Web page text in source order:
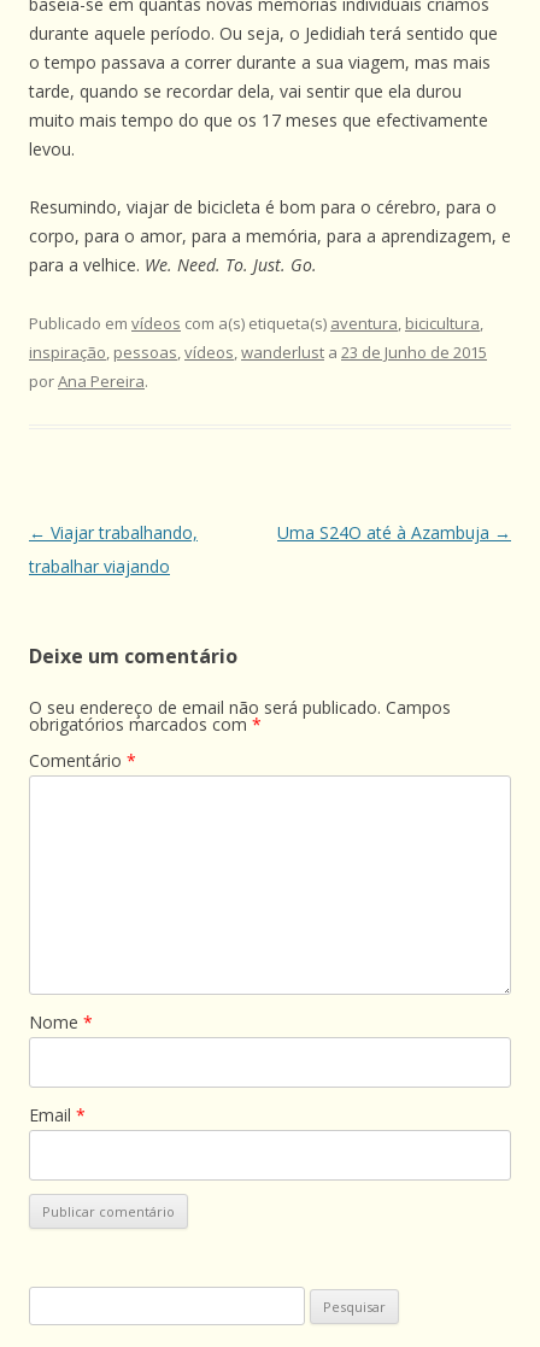
baseia-se em quantas novas memórias individuais criámos
durante aquele período. Ou seja, o Jedidiah terá sentido que
o tempo passava a correr durante a sua viagem, mas mais
tarde, quando se recordar dela, vai sentir que ela durou
muito mais tempo do que os 17 meses que efectivamente
levou.
Resumindo, viajar de bicicleta é bom para o cérebro, para o
corpo, para o amor, para a memória, para a aprendizagem, e
para a velhice. We. Need. To. Just. Go.
Publicado em vídeos com a(s) etiqueta(s) aventura, bicicultura,
inspiração, pessoas,vídeos,wanderlust a 23 de Junho de 2015
porAna Pereira.
Navegação
de
← Viajar trabalhando,
trabalhar viajando
Uma S24O até à Azambuja →
Deixe um comentário
O seu endereço de email não será publicado. Campos
obrigatórios marcados com *
Comentário *
Nome *
Email *
por: